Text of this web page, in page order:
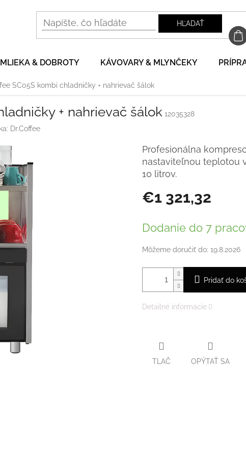
HĽADAŤ
& DOBROTY KÁVOVARY & MLYNČEKY
SC05S kombi chladničky + nahrievač šálok
+ nahrievač šálok 12035328
Dr.Coffee
€1 321,32
cena:
Dodanie do 7
Môžeme doručiť do: 19.8.2026
Pridať do
Profesionálna
nastaviteľnou teplotou
10 litrov.
Detailné informácie
TLAČ OPÝTAŤ SA